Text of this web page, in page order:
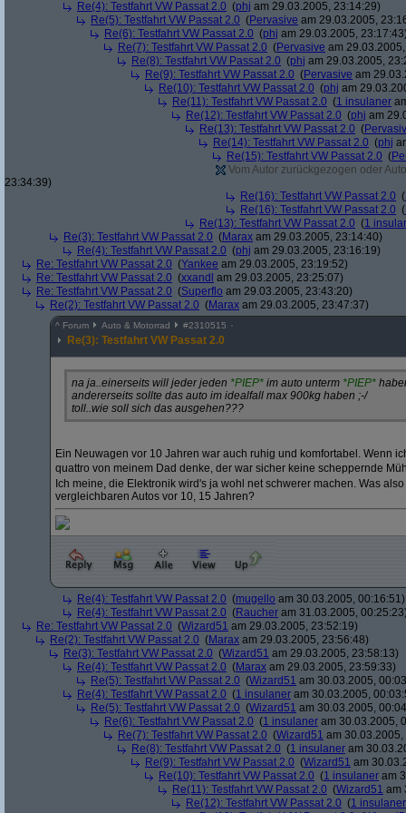
Re(4): Testfahrt VW Passat 2.0 (phj am 29.03.2005, 23:14:29)
Re(5): Testfahrt VW Passat 2.0 (Pervasive am 29.03.2005,
Re(6): Testfahrt VW Passat 2.0 (phj am 29.03.2005,
Re(7): Testfahrt VW Passat 2.0 (Pervasive am
Re(8): Testfahrt VW Passat 2.0 (phj am 29.03.2005,
Re(9): Testfahrt VW Passat 2.0 (Pervasive am
Re(10): Testfahrt VW Passat 2.0 (phj am
Re(11): Testfahrt VW Passat 2.0 (1 insulaner
Re(12): Testfahrt VW Passat 2.0 (phj am
Re(13): Testfahrt VW Passat 2.0 (
Re(14): Testfahrt VW Passat 2.0 (phj
Re(15): Testfahrt VW Passat 2.0 (
Vom Autor zurückgezogen oder
23:34:39)
Re(16): Testfahrt VW Passat 2.0 (
Re(16): Testfahrt VW Passat 2.0 (
Re(13): Testfahrt VW Passat 2.0 (1
Re(3): Testfahrt VW Passat 2.0 (Marax am 29.03.2005, 23:14:40)
Re(4): Testfahrt VW Passat 2.0 (phj am 29.03.2005, 23:16:19)
Re: Testfahrt VW Passat 2.0 (Yankee am 29.03.2005, 23:19:52)
Re: Testfahrt VW Passat 2.0 (xxandl am 29.03.2005, 23:25:07)
Re: Testfahrt VW Passat 2.0 (Superflo am 29.03.2005, 23:43:20)
Re(2): Testfahrt VW Passat 2.0 (Marax am 29.03.2005, 23:47:37)
^ Forum Auto & Motorrad #2310515
Re(3): Testfahrt VW Passat 2.0
na ja..einerseits will jeder jeden *PIEP* im auto unterm *PIEP*
andererseits sollte das auto im idealfall max 900kg haben ;-/
toll..wie soll sich das ausgehen???
Ein Neuwagen vor 10 Jahren war auch ruhig und komfortabel. Wenn
quattro von meinem Dad denke, der war sicher keine scheppernde
Ich meine, die Elektronik wird's ja wohl net schwerer machen. Was
vergleichbaren Autos vor 10, 15 Jahren?
Re(4): Testfahrt VW Passat 2.0 (mugello am 30.03.2005, 00:16:51)
Re(4): Testfahrt VW Passat 2.0 (Raucher am 31.03.2005,
Re: Testfahrt VW Passat 2.0 (Wizard51 am 29.03.2005, 23:52:19)
Re(2): Testfahrt VW Passat 2.0 (Marax am 29.03.2005, 23:56:48)
Re(3): Testfahrt VW Passat 2.0 (Wizard51 am 29.03.2005, 23:58:13)
Re(4): Testfahrt VW Passat 2.0 (Marax am 29.03.2005, 23:59:33)
Re(5): Testfahrt VW Passat 2.0 (Wizard51 am 30.03.2005,
Re(4): Testfahrt VW Passat 2.0 (1 insulaner am 30.03.2005,
Re(5): Testfahrt VW Passat 2.0 (Wizard51 am 30.03.2005,
Re(6): Testfahrt VW Passat 2.0 (1 insulaner am 30.03.2005,
Re(7): Testfahrt VW Passat 2.0 (Wizard51 am
Re(8): Testfahrt VW Passat 2.0 (1 insulaner am
Re(9): Testfahrt VW Passat 2.0 (Wizard51 am
Re(10): Testfahrt VW Passat 2.0 (1 insulaner am
Re(11): Testfahrt VW Passat 2.0 (Wizard51 am
Re(12): Testfahrt VW Passat 2.0 (1 insulaner